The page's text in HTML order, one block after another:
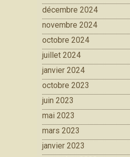
décembre 2024
novembre 2024
octobre 2024
juillet 2024
janvier 2024
octobre 2023
juin 2023
mai 2023
mars 2023
janvier 2023